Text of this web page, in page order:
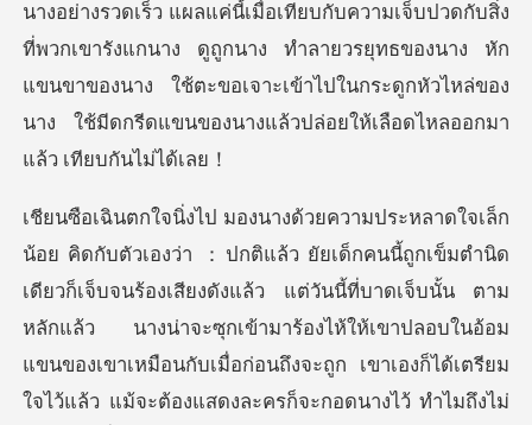
นางอย่างรวดเร็ว แผลแค่นี้เมื่อเทียบกับความเจ็บปวดกับสิ่ง
ที่พวกเขารังแกนาง ดูถูกนาง ทำลายวรยุทธข
จ็บจนร้องเสียงดังแล้ว แต่วันนี้ที่บาดเจ็บนั้น ตาม
หลักแล้ว นางน่าจะซุกเข้ามาร้องไห้ให้เขาปลอบในอ้อม
แขนของเขาเหมือน